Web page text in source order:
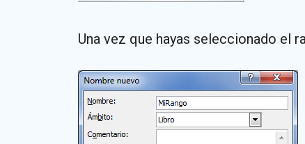
Una vez que hayas seleccionado el